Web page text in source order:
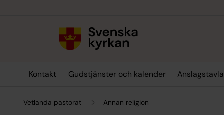
Kontakt Gudstjänster och kalender
Vetlanda pastorat Annan religion